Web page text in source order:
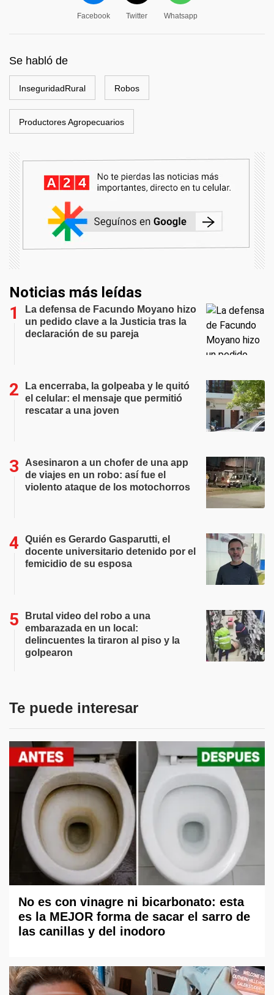
Facebook Twitter Whatsapp
Se habló de
InseguridadRural Robos
Productores Agropecuarios
Noticias más leídas
La defensa de Facundo Moyano hizo
un pedido clave a la Justicia tras la
declaración de su pareja
La encerraba, la golpeaba y le quitó
el celular: el mensaje que permitió
rescatar a una joven
Asesinaron a un chofer de una app
de viajes en un robo: así fue el
violento ataque de los motochorros
Quién es Gerardo Gasparutti, el
docente universitario detenido por el
femicidio de su esposa
Brutal video del robo a una
embarazada en un local:
delincuentes la tiraron al piso y la
golpearon
Te puede interesar
No es con vinagre ni bicarbonato: esta
es la MEJOR forma de sacar el sarro de
las canillas y del inodoro